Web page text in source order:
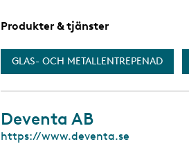
Produkter & tjänster
GLAS- OCH METALLENTREPENAD
Deventa AB
W
https://www.deventa.se